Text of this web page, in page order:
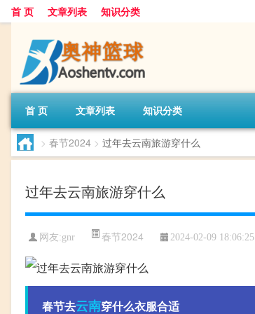
首 页 文章列表 知识分类
首 页 文章列表 知识分类
> 春节2024 > 过年去云南旅游穿什么
过年去云南旅游穿什么
网友:gnr 春节2024 2024-02-09 18:06:25
春节去云南穿什么衣服合适